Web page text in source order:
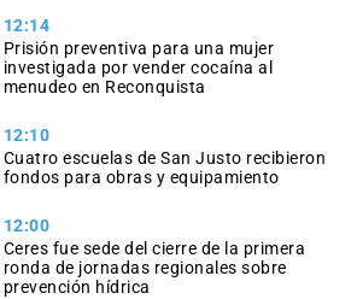
12:14
Prisión preventiva para una mujer
investigada por vender cocaína al
menudeo en Reconquista
12:10
Cuatro escuelas de San Justo recibieron
fondos para obras y equipamiento
12:00
Ceres fue sede del cierre de la primera
ronda de jornadas regionales sobre
prevención hídrica